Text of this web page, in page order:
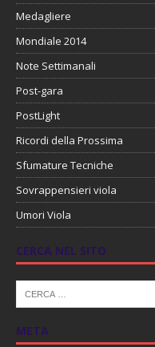
Medagliere
Mondiale 2014
Note Settimanali
Post-gara
PostLight
Ricordi della Prossima
Sfumature Tecniche
Sovrappensieri viola
Umori Viola
CERCA NEL SITO
META